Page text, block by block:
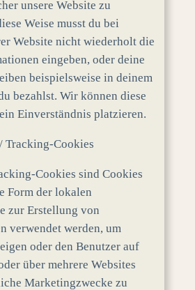
unsere Website zu
Weise musst du bei
Website nicht wiederholt die
eingeben, oder deine
beispielsweise in deinem
bezahlst. Wir können diese
Einverständnis platzieren.
Tracking-Cookies
Cookies sind Cookies
Form der lokalen
zur Erstellung von
verwendet werden, um
oder den Benutzer auf
über mehrere Websites
Marketingzwecke zu